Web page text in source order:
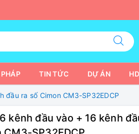
TIN TỨC DỰ ÁN
đầu ra số Cimon CM3-SP32EDCP
kênh đầu vào + 16 kênh